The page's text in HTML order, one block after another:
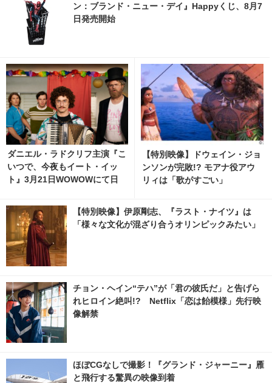
ン：ブランド・ニュー・デイ』Happyくじ、8月7
日発売開始
ダニエル・ラドクリフ主演『こ
いつで、今夜もイート・イッ
ト』3月21日WOWOWにて日
【特別映像】ドウェイン・ジョ
ンソンが完敗!? モアナ役アウ
リィは「歌がすごい」
【特別映像】伊原剛志、『ラスト・ナイツ』は
「様々な文化が混ざり合うオリンピックみたい」
チョン・ヘイン“テハ”が「君の彼氏だ」と告げら
れヒロイン絶叫!? Netflix「恋は飴模様」先行映
像解禁
ほぼCGなしで撮影！『グランド・ジャーニー』雁
と飛行する驚異の映像到着